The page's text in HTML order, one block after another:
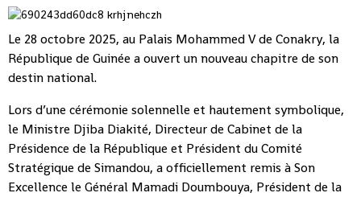
Le 28 octobre 2025, au Palais Mohammed V de Conakry, la
République de Guinée a ouvert un nouveau chapitre de son
destin national.
Lors d’une cérémonie solennelle et hautement symbolique,
le Ministre Djiba Diakité, Directeur de Cabinet de la
Présidence de la République et Président du Comité
Stratégique de Simandou, a officiellement remis à Son
Excellence le Général Mamadi Doumbouya, Président de la